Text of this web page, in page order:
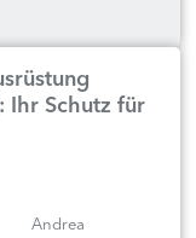
Ihr Schutz für
Andrea